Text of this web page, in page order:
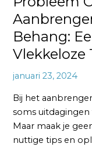
Behang:
Vlekkeloze
januari 23, 2024
Bij het
soms
Maar maak je
nuttige tips en
Toepassing